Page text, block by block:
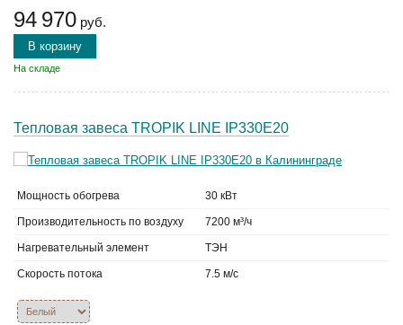
94 970 руб.
В корзину
На складе
Тепловая завеса TROPIK LINE IP330E20
Мощность обогрева 30 кВт
Производительность по воздуху 7200 м³/ч
Нагревательный элемент ТЭН
Скорость потока 7.5 м/с